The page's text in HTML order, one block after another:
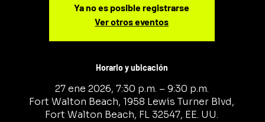
Ya no es posible registrarse
Ver otros eventos
Horario y ubicación
27 ene 2026, 7:30 p.m. – 9:30 p.m.
Fort Walton Beach, 1958 Lewis Turner Blvd,
Fort Walton Beach, FL 32547, EE. UU.